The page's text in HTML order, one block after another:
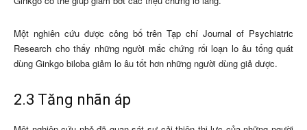
Một nghiên cứu được công bố trên Tạp chí Journal of Psychiatric
Research cho thấy những người mắc chứng rối loạn lo âu tổng quát
dùng Ginkgo biloba giảm lo âu tốt hơn những người dùng giả dược.
2.3 Tăng nhãn áp